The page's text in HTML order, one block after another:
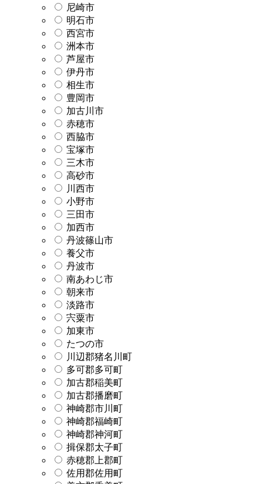
尼崎市
明石市
西宮市
洲本市
芦屋市
伊丹市
相生市
豊岡市
加古川市
赤穂市
西脇市
宝塚市
三木市
高砂市
川西市
小野市
三田市
加西市
丹波篠山市
養父市
丹波市
南あわじ市
朝来市
淡路市
宍粟市
加東市
たつの市
川辺郡猪名川町
多可郡多可町
加古郡稲美町
加古郡播磨町
神崎郡市川町
神崎郡福崎町
神崎郡神河町
揖保郡太子町
赤穂郡上郡町
佐用郡佐用町